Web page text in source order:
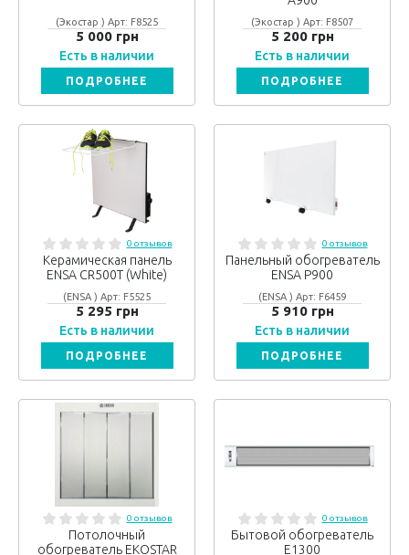
(Экостар ) Арт: F8525
5 000 грн
Есть в наличии
ПОДРОБНЕЕ
(Экостар ) Арт: F8507
5 200 грн
Есть в наличии
ПОДРОБНЕЕ
0 отзывов
Керамическая панель
ENSA CR500T (White)
(ENSA ) Арт: F5525
5 295 грн
Есть в наличии
ПОДРОБНЕЕ
0 отзывов
Панельный обогреватель
ENSA Р900
(ENSA ) Арт: F6459
5 910 грн
Есть в наличии
ПОДРОБНЕЕ
0 отзывов
Потолочный
обогреватель EKOSTAR
0 отзывов
Бытовой обогреватель
Е1300